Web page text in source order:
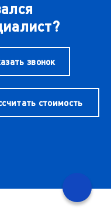
звонок
стоимость